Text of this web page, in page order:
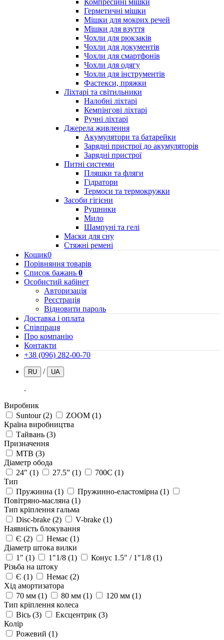
Компресійні мішки
Герметичні мішки
Мішки для мокрих речей
Мішки для взуття
Чохли для рюкзаків
Чохли для документів
Чохли для смартфонів
Чохли для одягу
Чохли для інструментів
Фастекси, пряжки
Ліхтарі та світильники
Налобні ліхтарі
Кемпінгові ліхтарі
Ручні ліхтарі
Джерела живлення
Акумулятори та батарейки
Зарядні пристрої до акумуляторів
Зарядні пристрої
Питні системи
Пляшки та фляги
Гідратори
Термоси та термокружки
Засоби гігієни
Рушники
Мило
Шампуні та гелі
Маски для сну
Стяжні ремені
Кошик0
Порівняння товарів
Список бажань 0
Особистий кабінет
Авторизація
Реєстрація
Відновити пароль
Доставка і оплата
Співпраця
Про компанію
Контакти
+38 (096) 282-00-70
RU / UA
.
Виробник
Suntour(2) ZOOM (1)
Країна виробництва
Тайвань (3)
Призначення
MTB (3)
Діаметр обода
24" (1) 27.5” (1) 700C (1)
Тип
Пружинна (1) Пружинно-еластомірна (1)
Повітряно-масляна (1)
Тип кріплення гальма
Disc-brake (2) V-brake (1)
Наявність блокування
Є (2) Немає (1)
Діаметр штока вилки
1" (1) 1"1/8 (1) Конус 1.5" / 1"1/8 (1)
Різьба на штоку
Є (1) Немає (2)
Хід амортизатора
70 мм (1) 80 мм (1) 120 мм (1)
Тип кріплення колеса
Вісь (3) Ексцентрик (3)
Колір
Рожевий (1)